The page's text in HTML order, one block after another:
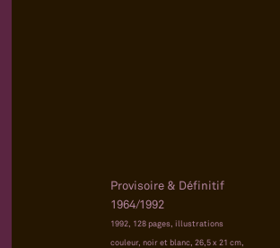
Provisoire & Définitif
1964/1992
1992, 128 pages, illustrations
couleur, noir et blanc, 26,5 x 21 cm,